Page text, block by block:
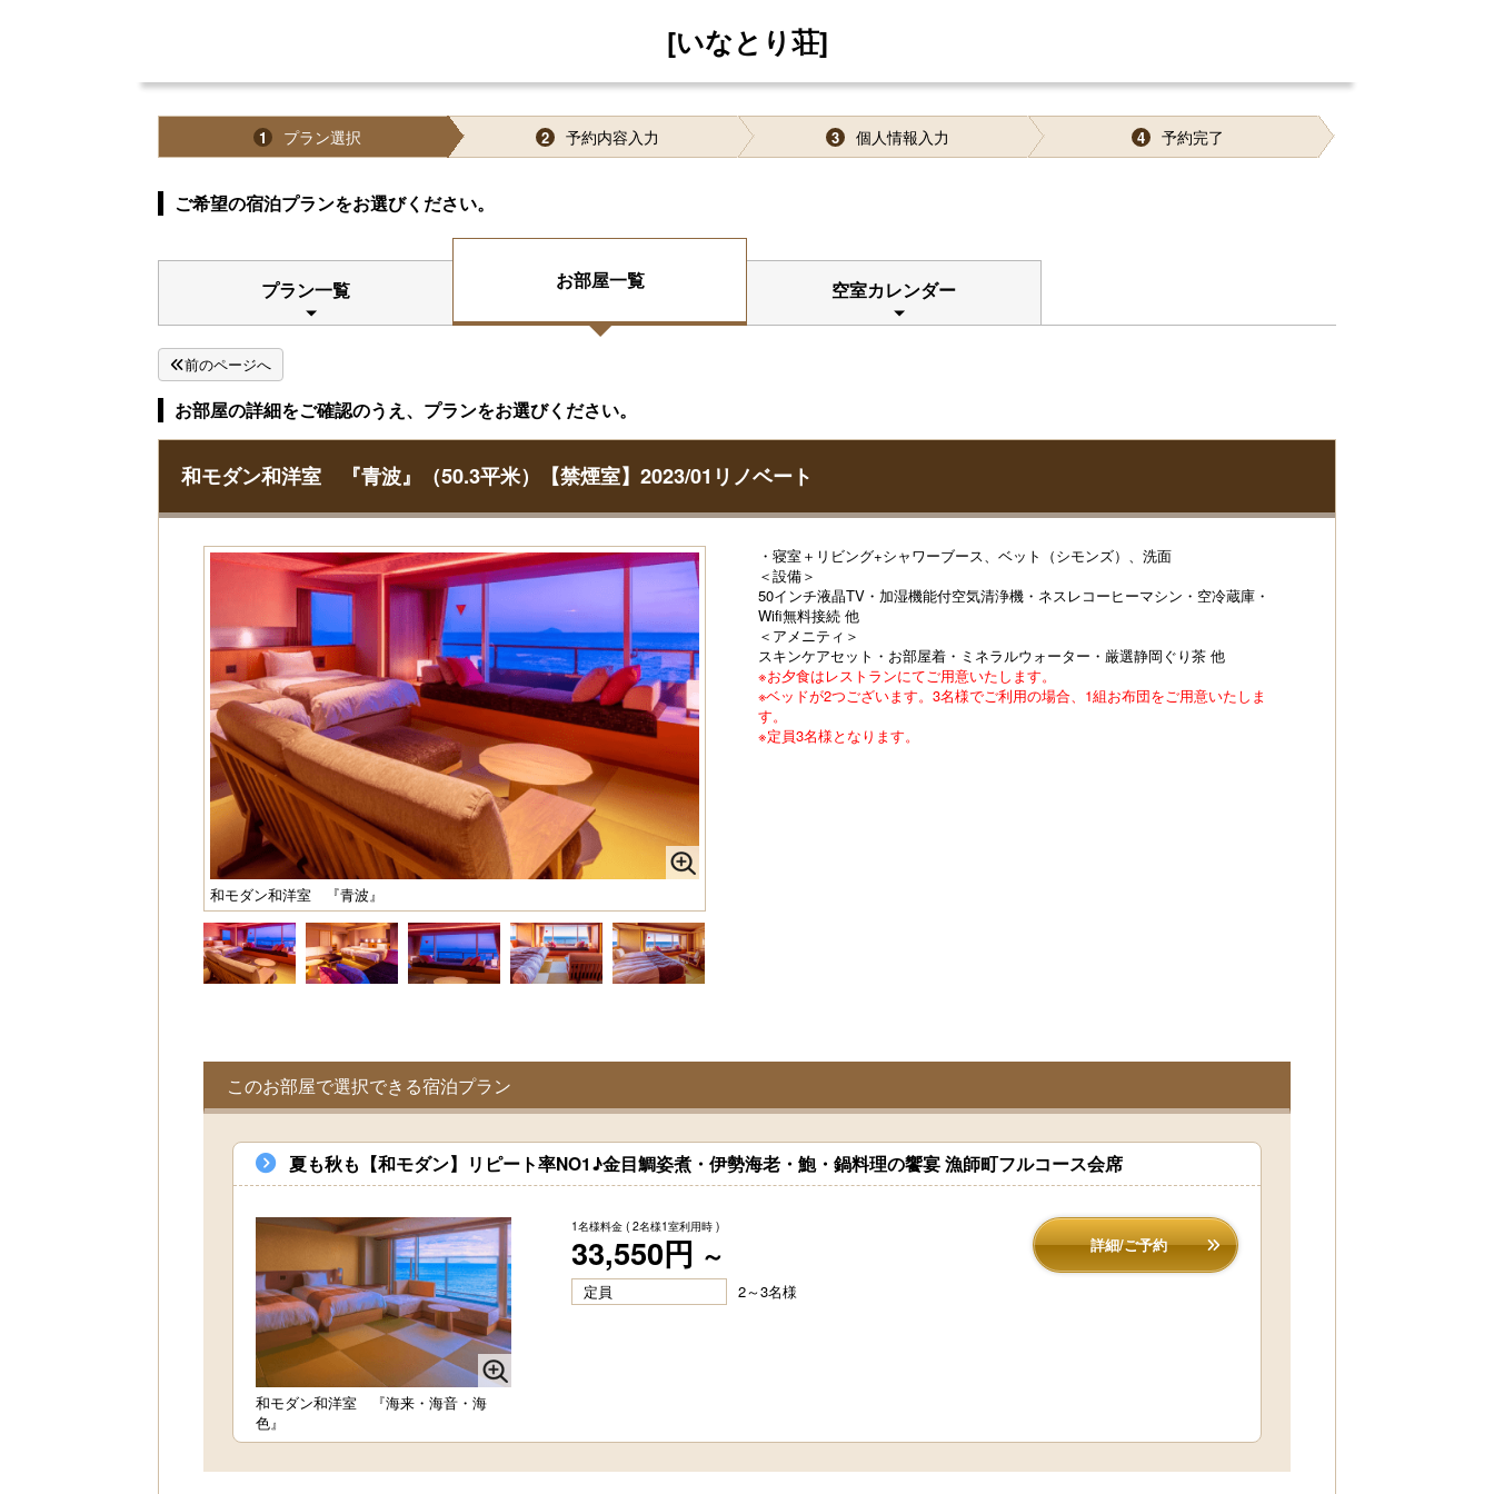
[いなとり荘]
1 プラン選択 2 予約内容入力 3 個人情報入力 4 予約完了
ご希望の宿泊プランをお選びください。
プラン一覧 お部屋一覧 空室カレンダー
前のページへ
お部屋の詳細をご確認のうえ、プランをお選びください。
和モダン和洋室 『青波』（50.3平米）【禁煙室】2023/01リノベート
和モダン和洋室 『青波』
・寝室＋リビング+シャワーブース、ベット（シモンズ）、洗面
＜設備＞
50インチ液晶TV・加湿機能付空気清浄機・ネスレコーヒーマシン・空冷蔵庫・
Wifi無料接続 他
＜アメニティ＞
スキンケアセット・お部屋着・ミネラルウォーター・厳選静岡ぐり茶 他
※お夕食はレストランにてご用意いたします。
※ベッドが2つございます。3名様でご利用の場合、1組お布団をご用意いたしま
す。
※定員3名様となります。
このお部屋で選択できる宿泊プラン
夏も秋も【和モダン】リピート率NO1♪金目鯛姿煮・伊勢海老・鮑・鍋料理の饗宴 漁師町フルコース会席
和モダン和洋室 『海来・海音・海
色』
1名様料金 ( 2名様1室利用時 )
33,550円 ～ 詳細/ご予約
定員 2～3名様